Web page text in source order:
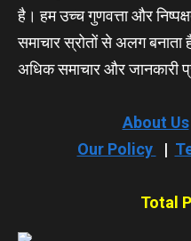
है। हम उच्च गुणवत्ता और
समाचार स्रोतों से अलग
अधिक समाचार और जानकारी
About Us
Our Policy
|
Total